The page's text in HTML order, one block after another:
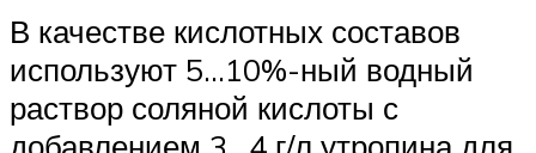
В качестве кислотных составов
используют 5…10%-ный водный
раствор соляной кислоты с